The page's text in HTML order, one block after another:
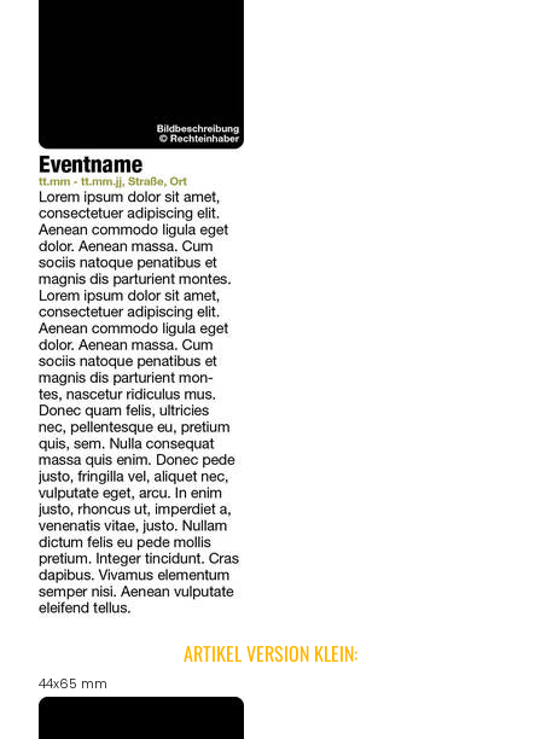
REISEMAGAZINE
ANGEBOTE
ARTIKEL VERSION KLEIN:
44x65 mm